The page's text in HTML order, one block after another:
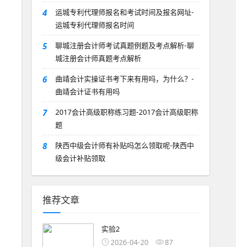
4
运城专利代理师报名和考试时间及报名网址-
运城专利代理师报名时间
5
聊城注册会计师考试真题例题及考点解析-聊
城注册会计师真题考点解析
6
曲靖会计实操证书考下来有用吗，为什么？-
曲靖会计证书有用吗
7
2017会计高级职称练习题-2017会计高级职称
题
8
陕西中级会计师有补贴吗怎么领取呢-陕西中
级会计补贴领取
推荐文章
实验2
2026-04-20
87